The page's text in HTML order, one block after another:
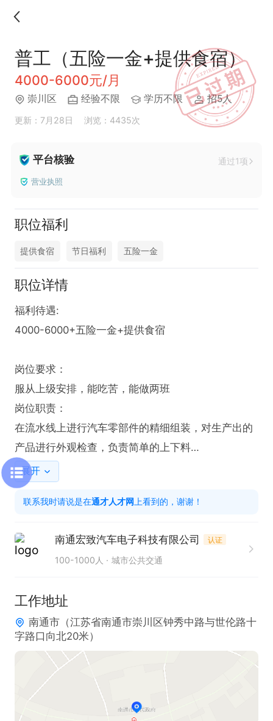
普工（五险一金+提供食宿）
4000-6000元/月
崇川区 经验不限 学历不限 招5人
更新：7月28日 浏览：4435次
平台核验 通过1项
营业执照
职位福利
提供食宿 节日福利 五险一金
职位详情
福利待遇:
4000-6000+五险一金+提供食宿
岗位要求：
服从上级安排，能吃苦，能做两班
岗位职责：
在流水线上进行汽车零部件的精细组装，对生产出的
产品进行外观检查，负责简单的上下料
将合格产品进行分类、装袋、装箱、贴标签等。
只需两步，轻松找工作：1、先点击投简历；2、再打
展开
联系我时请说是在通才人才网 上看到的，谢谢！
南通宏致汽车电子科技有限公司 认证
100-1000人 城市公共交通
工作地址
南通市（江苏省南通市崇川区钟秀中路与世伦路十
字路口向北20米）